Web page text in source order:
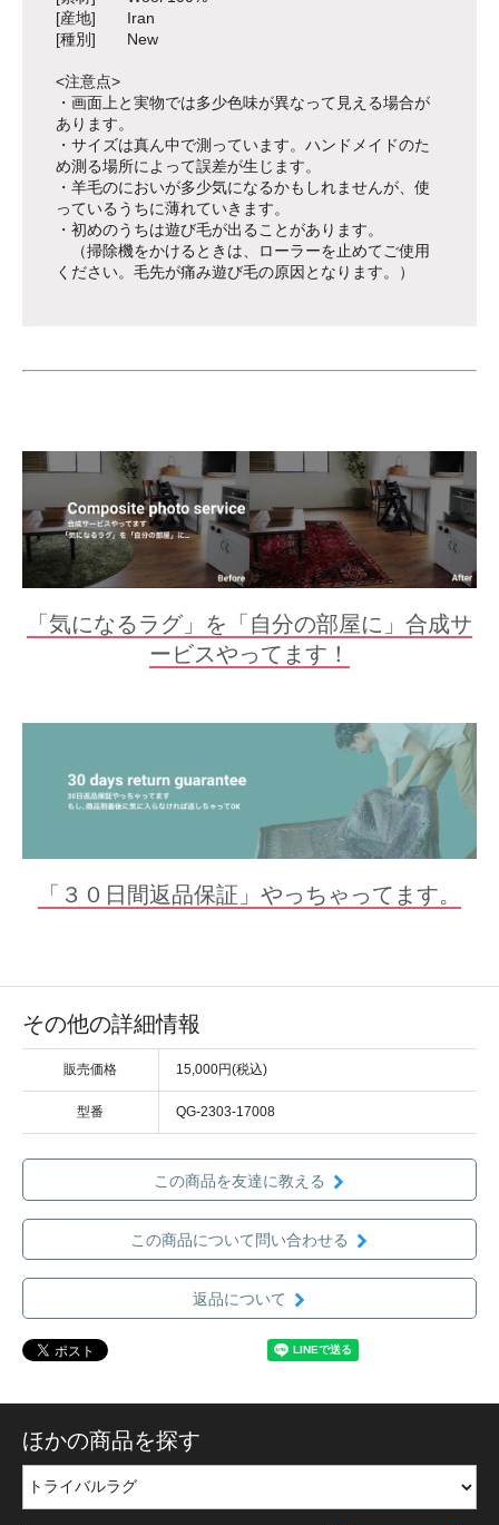
[産地] Iran
[種別] New
<注意点>
・画面上と実物では多少色味が異なって見える場合が
あります。
・サイズは真ん中で測っています。ハンドメイドのた
め測る場所によって誤差が生じます。
・羊毛のにおいが多少気になるかもしれませんが、使
っているうちに薄れていきます。
・初めのうちは遊び毛が出ることがあります。
（掃除機をかけるときは、ローラーを止めてご使用
ください。毛先が痛み遊び毛の原因となります。）
「気になるラグ」を「自分の部屋に」合成サ
ービスやってます！
「３０日間返品保証」やっちゃってます。
その他の詳細情報
販売価格 15,000円(税込)
型番 QG-2303-17008
この商品を友達に教える
この商品について問い合わせる
返品について
ほかの商品を探す